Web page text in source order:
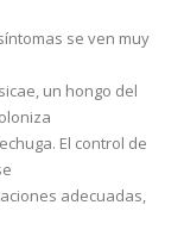
se ven muy
un hongo del
El control de
adecuadas,